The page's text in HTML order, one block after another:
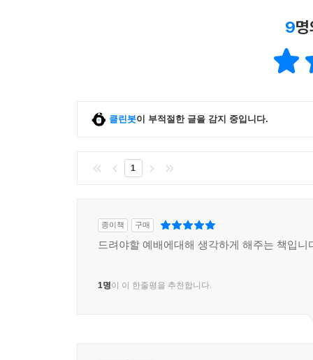
성부께서는 반복해서 우리를 삼위일체의 삶 속
로 이런 반복을 통해서 그 이야기는 우리의 상상
아우구스티누스적 인간 이해를 재발견한다. 이
고등 교육 사이에 넓게 벌어졌던 틈이 메꿔져 나
하나님 나라의 현실적 의미 등에 관심 있는 사람
김진혁 횃불트리니티신학대학원대학교 조직신학
세상을 바라보도록 권한다. 예전을 매우 폭넓게
신국원 총신대학교 신학과 교수
말씀으로 세상을 변화시키는 ‘세계 형성적 기독
각종 아카데미와 독서 세미나 역시 바로 그런 변
통해 세상의 보다 나은 변화를 위해 기여하기를
9
클린봇이 부적절한 글을 감지 중입니다.
1
종이책 구매
드려야할 예배에대해 생각하게 해주는 책입니
1명이 이 한줄평을 추천합니다.